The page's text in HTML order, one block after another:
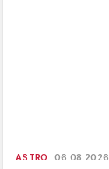
ASTRO 06.08.2026.